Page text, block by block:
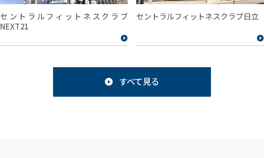
セントラルフィットネスクラブ
NEXT21
セントラルフィットネスクラブ日立
すべて見る